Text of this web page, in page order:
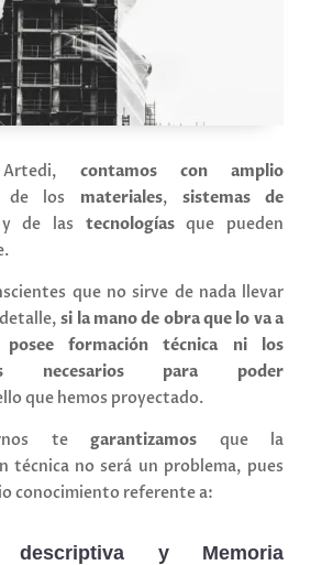
Artedi,contamos con amplio
los materiales, sistemas de
de las tecnologíasque pueden
que no sirve de nada llevar
si la mano de obra que lo va a
formación técnica ni los
necesarios para poder
que hemos proyectado.
tegarantizamos que la
técnica no será un problema, pues
conocimiento referente a:
descriptiva y Memoria